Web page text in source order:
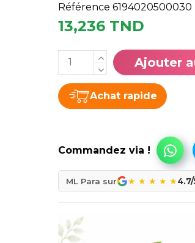
Référence 6194020500030
13,236 TND
Ajouter
Achat rapide
ML Para sur ★ ★ ★ ★ ★4.7/